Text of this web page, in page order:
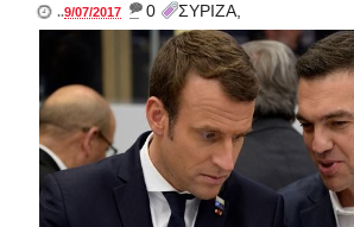
..9/07/2017 _ 0 ΣΥΡΙΖΑ,